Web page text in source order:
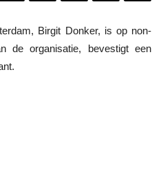
Birgit Donker, is op non-
de organisatie, bevestigt een